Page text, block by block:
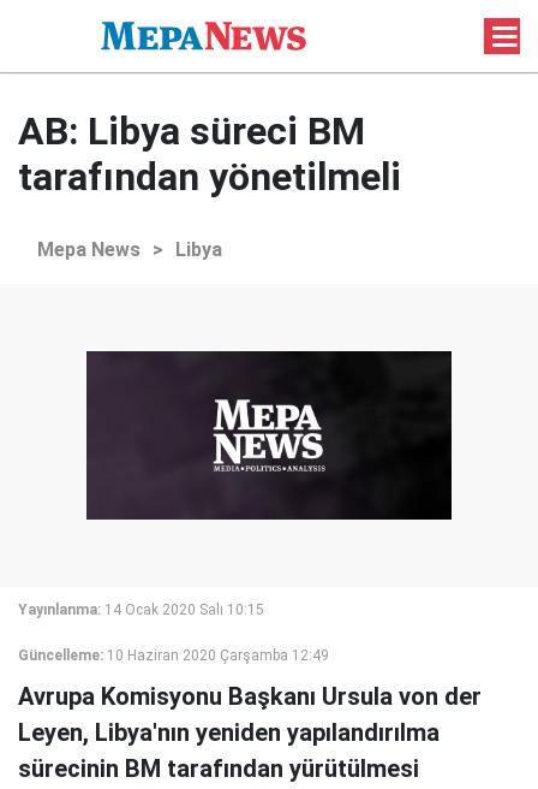
AB: Libya süreci BM
tarafından yönetilmeli
Mepa News > Libya
Yayınlanma: 14 Ocak 2020 Salı 10:15
Güncelleme: 10 Haziran 2020 Çarşamba 12:49
Avrupa Komisyonu Başkanı Ursula von der
Leyen, Libya'nın yeniden yapılandırılma
sürecinin BM tarafından yürütülmesi